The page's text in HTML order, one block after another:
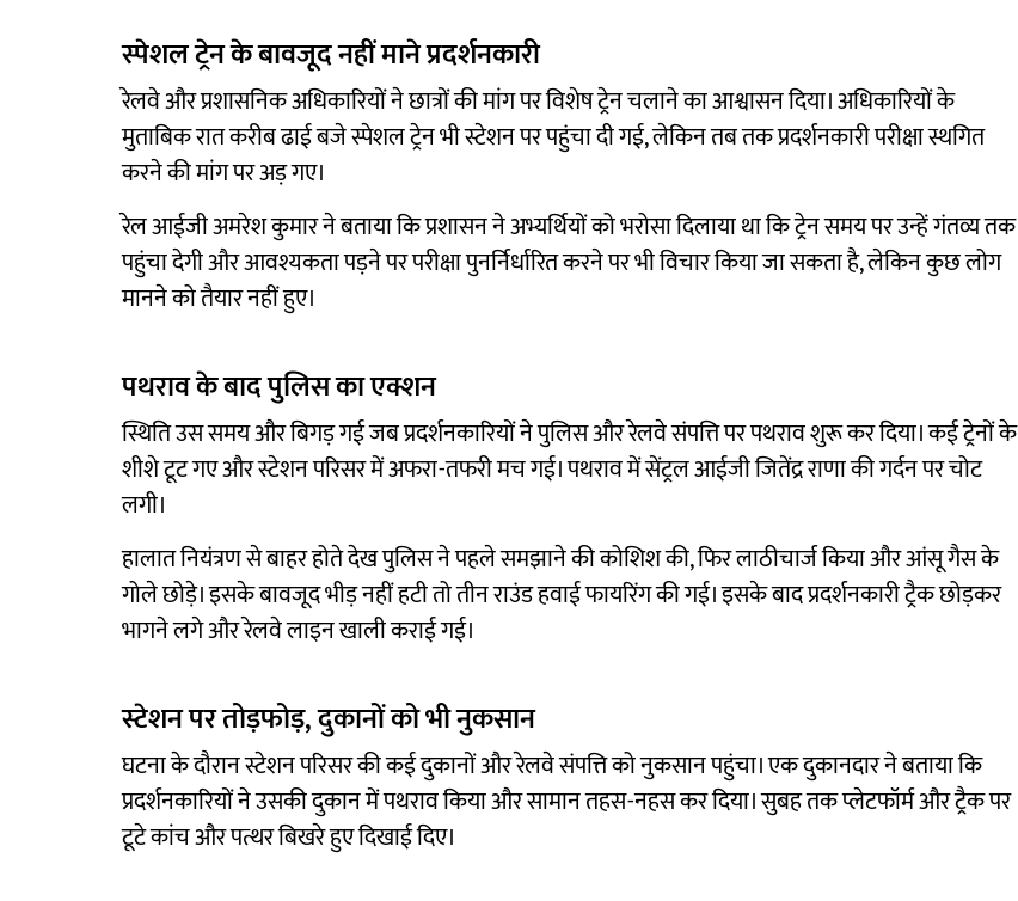
स्पेशल ट्रेन के बावजूद नहीं माने प्रदर्शनकारी
रेलवे और प्रशासनिक अधिकारियों ने छात्रों की मांग पर विशेष ट्रेन चलाने का आश्वासन दिया। अधिकारियों के
मुताबिक रात करीब ढाई बजे स्पेशल ट्रेन भी स्टेशन पर पहुंचा दी गई, लेकिन तब तक प्रदर्शनकारी परीक्षा स्थगित
करने की मांग पर अड़ गए।
रेल आईजी अमरेश कुमार ने बताया कि प्रशासन ने अभ्यर्थियों को भरोसा दिलाया था कि ट्रेन समय पर उन्हें गंतव्य तक
पहुंचा देगी और आवश्यकता पड़ने पर परीक्षा पुनर्निर्धारित करने पर भी विचार किया जा सकता है, लेकिन कुछ लोग
मानने को तैयार नहीं हुए।
पथराव के बाद पुलिस का एक्शन
स्थिति उस समय और बिगड़ गई जब प्रदर्शनकारियों ने पुलिस और रेलवे संपत्ति पर पथराव शुरू कर दिया। कई ट्रेनों के
शीशे टूट गए और स्टेशन परिसर में अफरा-तफरी मच गई। पथराव में सेंट्रल आईजी जितेंद्र राणा की गर्दन पर चोट
लगी।
हालात नियंत्रण से बाहर होते देख पुलिस ने पहले समझाने की कोशिश की, फिर लाठीचार्ज किया और आंसू गैस के
गोले छोड़े। इसके बावजूद भीड़ नहीं हटी तो तीन राउंड हवाई फायरिंग की गई। इसके बाद प्रदर्शनकारी ट्रैक छोड़कर
भागने लगे और रेलवे लाइन खाली कराई गई।
स्टेशन पर तोड़फोड़, दुकानों को भी नुकसान
घटना के दौरान स्टेशन परिसर की कई दुकानों और रेलवे संपत्ति को नुकसान पहुंचा। एक दुकानदार ने बताया कि
प्रदर्शनकारियों ने उसकी दुकान में पथराव किया और सामान तहस-नहस कर दिया। सुबह तक प्लेटफॉर्म और ट्रैक पर
टूटे कांच और पत्थर बिखरे हुए दिखाई दिए।